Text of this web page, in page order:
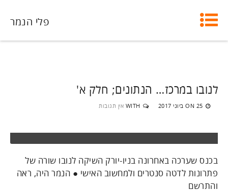
פלי הנמר
לנובו במרכז… הנתונים; חלק א'
ON 25 ביוני 2017 WITH אין תגובות
בכנס שערכה באחרונה בניו-יורק השיקה לנובו שורה של
פתרונות לדטה סנטרים ולמחשוב האישי ● הנמר היה, ראה
והתרשם